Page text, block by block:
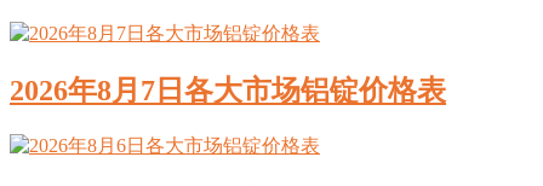
2026年8月7日各大市场铝锭价格表